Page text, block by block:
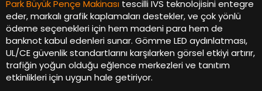
Park Büyük Pençe Makinası tescilli IVS teknolojisini entegre
eder, markalı grafik kaplamaları destekler, ve çok yönlü
ödeme seçenekleri için hem madeni para hem de
banknot kabul edenleri sunar. Gömme LED aydınlatması,
UL/CE güvenlik standartlarını karşılarken görsel etkiyi artırır,
trafiğin yoğun olduğu eğlence merkezleri ve tanıtım
etkinlikleri için uygun hale getiriyor.